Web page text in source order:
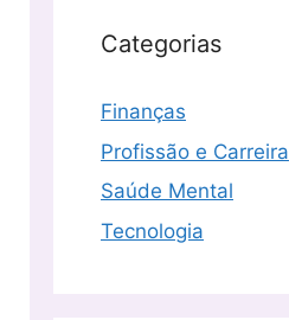
Categorias
Finanças
Profissão e Carreira
Saúde Mental
Tecnologia